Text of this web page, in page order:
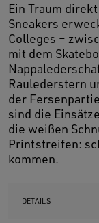
Ein Traum
Sneakers
Colleges –
mit dem
Raulederstern
der
sind die
die weißen
Printstreifen:
kommen.
DETAILS